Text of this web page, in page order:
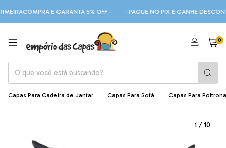
E GARANTA 5% OFF - - PAGUE NO PIX E GANHE DESCONTO -
0
Capas Para Cadeira de Jantar Capas Para Sofá Capas Para
1 / 10